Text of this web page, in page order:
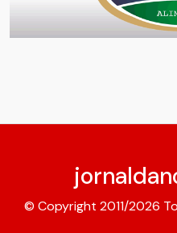
© Copyright 2011/2026